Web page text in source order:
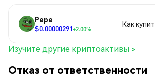
Pepe
$0.00000291+2.00%
Как
Изучите другие криптоактивы >
Отказ от ответственности